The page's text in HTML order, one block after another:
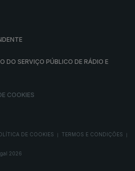
DO SERVIÇO PÚBLICO DE RÁDIO E
COOKIES
DE COOKIES TERMOS E CONDIÇÕES
2026